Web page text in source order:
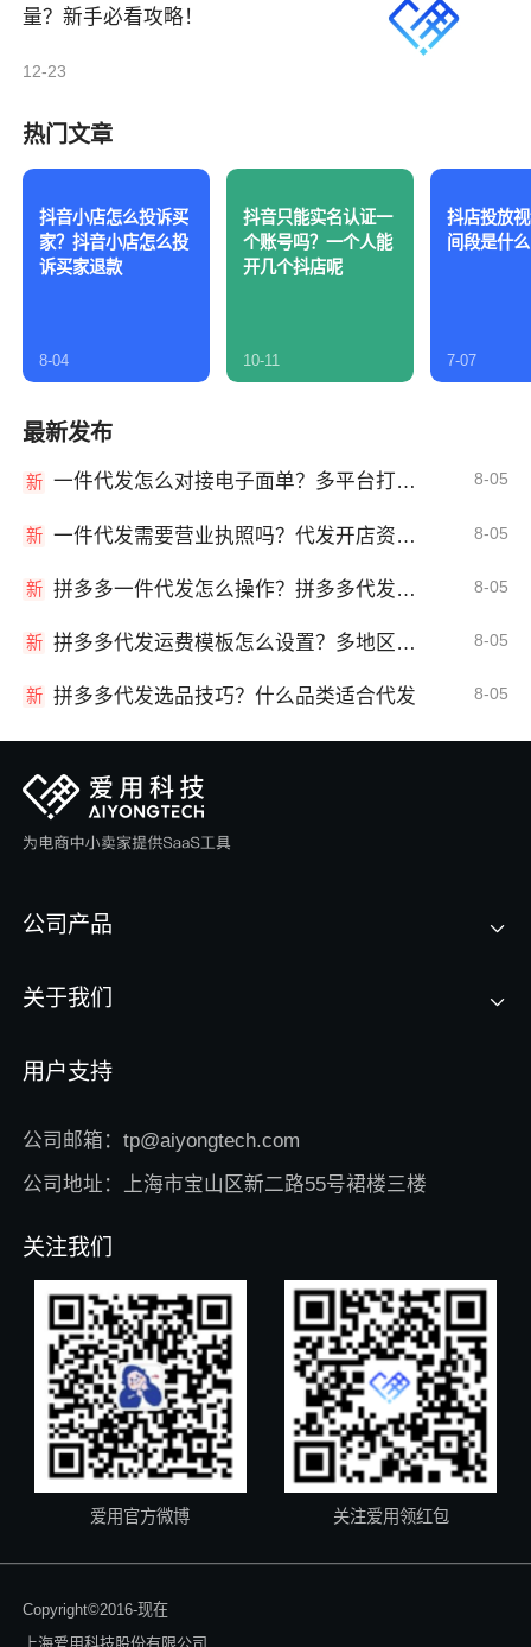
量？新手必看攻略！
12-23
热门文章
抖音小店怎么投诉买
家？抖音小店怎么投
诉买家退款
8-04
抖音只能实名认证一
个账号吗？一个人能
开几个抖店呢
10-11
抖店投放
间段是什
7-07
最新发布
新 一件代发怎么对接电子面单？多平台打单发货教程 8-05
新 一件代发需要营业执照吗？代发开店资质详解 8-05
新 拼多多一件代发怎么操作？拼多多代发全流程 8-05
新 拼多多代发运费模板怎么设置？多地区运费 8-05
新 拼多多代发选品技巧？什么品类适合代发 8-05
公司产品
关于我们
用户支持
公司邮箱：tp@aiyongtech.com
公司地址：上海市宝山区新二路55号裙楼三楼
关注我们
爱用官方微博 关注爱用领红包
Copyright©2016-现在